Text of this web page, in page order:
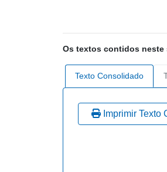
Os textos contidos neste
Texto Consolidado
Imprimir Texto